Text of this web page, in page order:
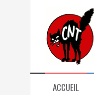
ACCUEIL